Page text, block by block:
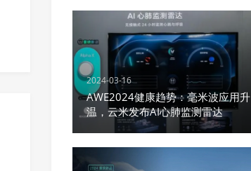
2024-03-16
AWE2024健康趋势：毫米波应用升
温，云米发布AI心肺监测雷达